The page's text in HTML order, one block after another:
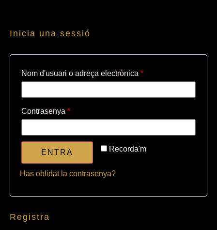
Inicia una sessió
Nom d'usuari o adreça electrònica *
Contrasenya *
Recorda'm
ENTRA
Has oblidat la contrasenya?
Registra